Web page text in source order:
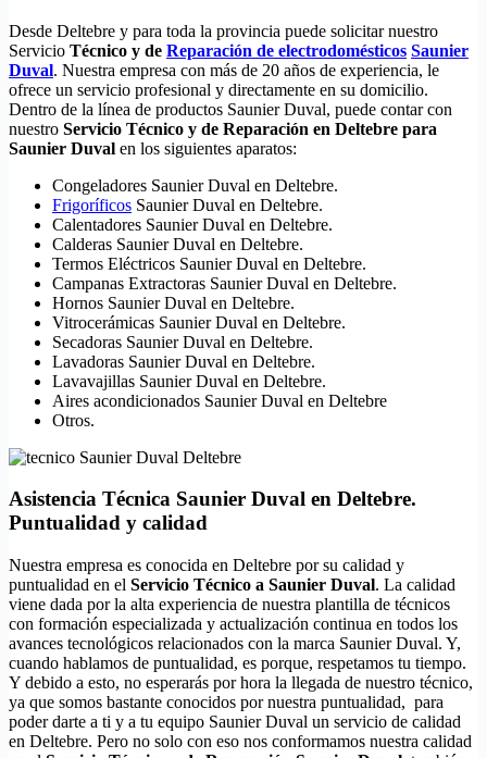
Desde Deltebre y para toda la provincia puede solicitar nuestro
Servicio Técnico y de Reparación de electrodomésticos Saunier
Duval. Nuestra empresa con más de 20 años de experiencia, le
ofrece un servicio profesional y directamente en su domicilio.
Dentro de la línea de productos Saunier Duval, puede contar con
nuestro Servicio Técnico y de Reparación en Deltebre para
Saunier Duval en los siguientes aparatos:
Congeladores Saunier Duval en Deltebre.
Frigoríficos Saunier Duval en Deltebre.
Calentadores Saunier Duval en Deltebre.
Calderas Saunier Duval en Deltebre.
Termos Eléctricos Saunier Duval en Deltebre.
Campanas Extractoras Saunier Duval en Deltebre.
Hornos Saunier Duval en Deltebre.
Vitrocerámicas Saunier Duval en Deltebre.
Secadoras Saunier Duval en Deltebre.
Lavadoras Saunier Duval en Deltebre.
Lavavajillas Saunier Duval en Deltebre.
Aires acondicionados Saunier Duval en Deltebre
Otros.
Asistencia Técnica Saunier Duval en Deltebre.
Puntualidad y calidad
Nuestra empresa es conocida en Deltebre por su calidad y
puntualidad en el Servicio Técnico a Saunier Duval. La calidad
viene dada por la alta experiencia de nuestra plantilla de técnicos
con formación especializada y actualización continua en todos los
avances tecnológicos relacionados con la marca Saunier Duval. Y,
cuando hablamos de puntualidad, es porque, respetamos tu tiempo.
Y debido a esto, no esperarás por hora la llegada de nuestro técnico,
ya que somos bastante conocidos por nuestra puntualidad, para
poder darte a ti y a tu equipo Saunier Duval un servicio de calidad
en Deltebre. Pero no solo con eso nos conformamos nuestra calidad